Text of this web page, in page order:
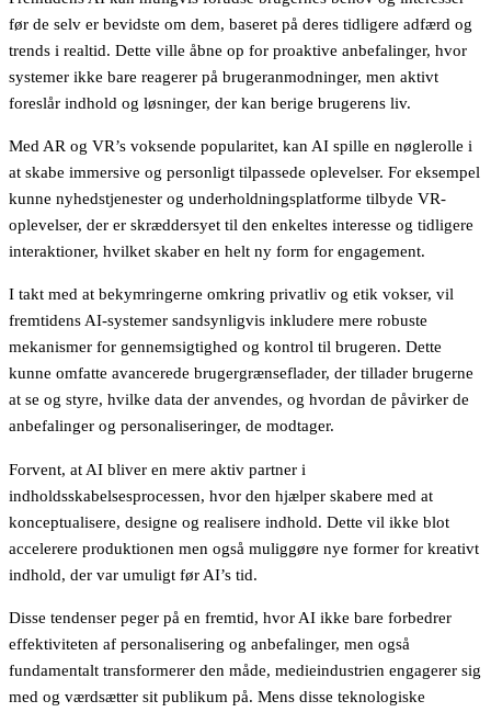
før de selv er bevidste om dem, baseret på deres tidligere adfærd og
trends i realtid. Dette ville åbne op for proaktive anbefalinger, hvor
systemer ikke bare reagerer på brugeranmodninger, men aktivt
foreslår indhold og løsninger, der kan berige brugerens liv.
Med AR og VR’s voksende popularitet, kan AI spille en nøglerolle i
at skabe immersive og personligt tilpassede oplevelser. For eksempel
kunne nyhedstjenester og underholdningsplatforme tilbyde VR-
oplevelser, der er skræddersyet til den enkeltes interesse og tidligere
interaktioner, hvilket skaber en helt ny form for engagement.
I takt med at bekymringerne omkring privatliv og etik vokser, vil
fremtidens AI-systemer sandsynligvis inkludere mere robuste
mekanismer for gennemsigtighed og kontrol til brugeren. Dette
kunne omfatte avancerede brugergrænseflader, der tillader brugerne
at se og styre, hvilke data der anvendes, og hvordan de påvirker de
anbefalinger og personaliseringer, de modtager.
Forvent, at AI bliver en mere aktiv partner i
indholdsskabelsesprocessen, hvor den hjælper skabere med at
konceptualisere, designe og realisere indhold. Dette vil ikke blot
accelerere produktionen men også muliggøre nye former for kreativt
indhold, der var umuligt før AI’s tid.
Disse tendenser peger på en fremtid, hvor AI ikke bare forbedrer
effektiviteten af personalisering og anbefalinger, men også
fundamentalt transformerer den måde, medieindustrien engagerer sig
med og værdsætter sit publikum på. Mens disse teknologiske